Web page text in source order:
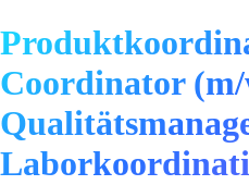
Coordinator